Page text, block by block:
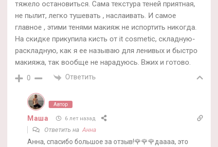
тяжело остановиться. Сама текстура теней приятная,
не пылит, легко тушевать , наслаивать. И самое
главное , этими тенями макияж не испортить никогда.
На скидке прикупила кисть от it cosmetic, складную-
раскладную, как я ее называю для ленивых и быстро
макияжа, так вообще не нарадуюсь. Вжих и готово.
0 Ответить
Автор
Маша 6 лет назад
Ответить на Анна
Анна, спасибо большое за отзыв!🌹🌹🌹даааа, это